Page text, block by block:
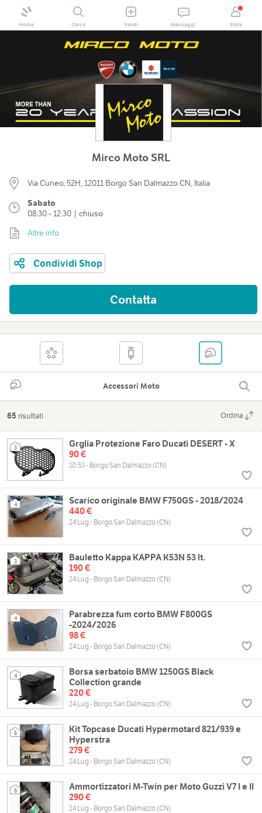
Home Cerca Vendi Messaggi Entra
Mirco Moto SRL
Via Cuneo, 52H, 12011 Borgo San Dalmazzo CN, Italia
Sabato
08:30 - 12:30 | chiuso
Altre info
Condividi Shop
Contatta
Accessori Moto
65 risultati Ordina
3
Grglia Protezione Faro Ducati DESERT - X
90 €
10:53 - Borgo San Dalmazzo (CN)
4
Scarico originale BMW F750GS - 2018/2024
440 €
24 Lug - Borgo San Dalmazzo (CN)
3
Bauletto Kappa KAPPA K53N 53 lt.
190 €
24 Lug - Borgo San Dalmazzo (CN)
4
Parabrezza fum corto BMW F800GS
-2024/2026
98 €
24 Lug - Borgo San Dalmazzo (CN)
4
Borsa serbatoio BMW 1250GS Black
Collection grande
220 €
24 Lug - Borgo San Dalmazzo (CN)
5
Kit Topcase Ducati Hypermotard 821/939 e
Hyperstra
279 €
24 Lug - Borgo San Dalmazzo (CN)
5
Ammortizzatori M-Twin per Moto Guzzi V7 I e II
290 €
24 Lug - Borgo San Dalmazzo (CN)